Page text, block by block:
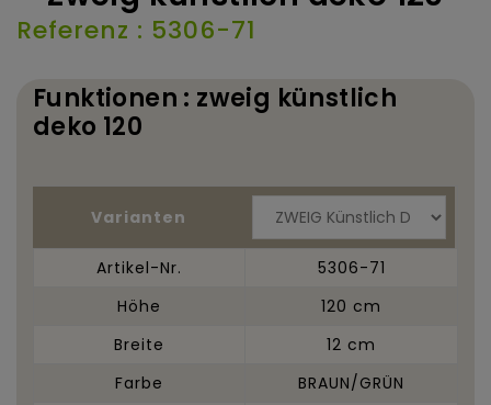
Referenz : 5306-71
Funktionen : zweig künstlich
deko 120
Varianten
Artikel-Nr.
5306-71
Höhe
120 cm
Breite
12 cm
Farbe
BRAUN/GRÜN